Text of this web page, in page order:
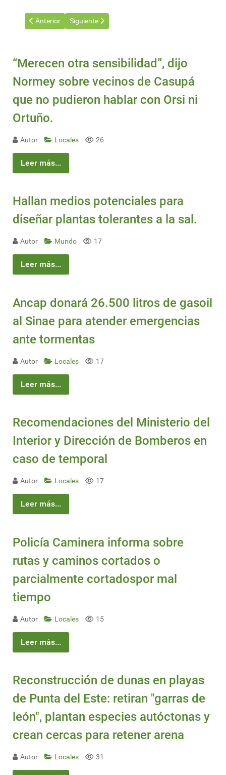
Artículo anterior: Conexión Ganadera, un déficit patrimonial de
Anterior Artículo siguiente: Inversores de Conexión
Siguiente
“Merecen otra sensibilidad”, dijo
Normey sobre vecinos de Casupá
que no pudieron hablar con Orsi ni
Ortuño.
Autor Locales 26
Leer más...
Hallan medios potenciales para
diseñar plantas tolerantes a la sal.
Autor Mundo 17
Leer más...
Ancap donará 26.500 litros de gasoil
al Sinae para atender emergencias
ante tormentas
Autor Locales 17
Leer más...
Recomendaciones del Ministerio del
Interior y Dirección de Bomberos en
caso de temporal
Autor Locales 17
Leer más...
Policía Caminera informa sobre
rutas y caminos cortados o
parcialmente cortadospor mal
tiempo
Autor Locales 15
Leer más...
Reconstrucción de dunas en playas
de Punta del Este: retiran "garras de
león", plantan especies autóctonas y
crean cercas para retener arena
Autor Locales 31